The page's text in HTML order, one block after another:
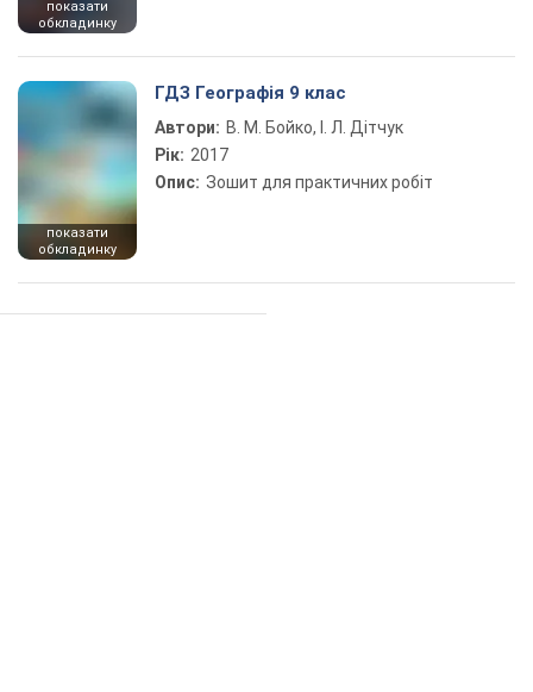
показати
обкладинку
показати
обкладинку
ГДЗ Географія 9 клас
Автори: В. М. Бойко, І. Л. Дітчук
Рік: 2017
Опис: Зошит для практичних робіт